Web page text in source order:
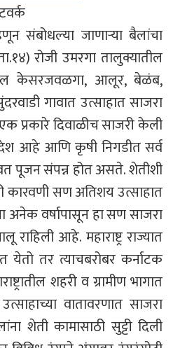
संबोधल्या जाणाऱ्या बैलांचा
रोजी उमरगा तालुक्यातील
केसरजवळगा, आलूर, बेळंब,
गावात उत्साहात साजरा
प्रकारे दिवाळीच साजरी केली
देश आहे आणि कृषी निगडीत सर्व
पूजन संपन्न होत असते. शेतीशी
कारवणी सण अतिशय उत्साहात
अनेक वर्षापासून हा सण साजरा
आहे. महाराष्ट्र राज्यात
तर त्याचबरोबर कर्नाटक
शहरी व ग्रामीण भागात
वातावरणात साजरा
शेती कामासाठी सुट्टी दिली